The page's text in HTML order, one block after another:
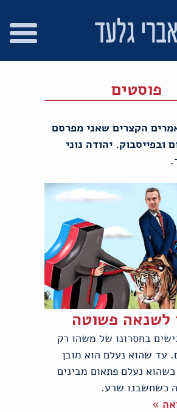
פוסטים
הקצרים שאני מפרסם
ובפייסבוק. יהודה נוני
לשנאה פשוטה
בחסרונו של משהו רק
עד שהוא נעלם הוא מובן
נעלם פתאום מבינים
כשחשבנו שרע.
»